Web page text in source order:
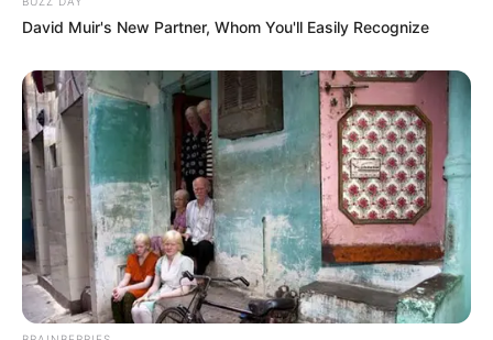
David Muir's New Partner, Whom You'll Easily Recognize